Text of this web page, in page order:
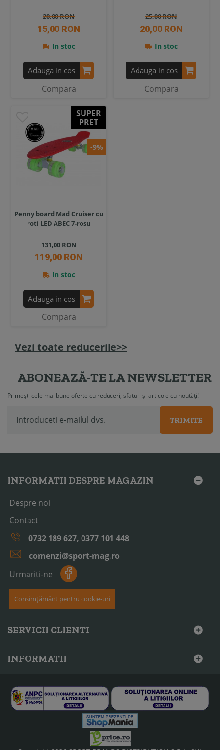
20,00 RON
15,00 RON
In stoc
Adauga in cos
Compara
25,00 RON
20,00 RON
In stoc
Adauga in cos
Compara
SUPER
PRET
-9%
Penny board Mad Cruiser cu
roti LED ABEC 7-rosu
131,00 RON
119,00 RON
In stoc
Adauga in cos
Compara
Vezi toate reducerile>>
ABONEAZĂ-TE LA NEWSLETTER
Primești cele mai bune oferte cu reduceri, sfaturi și articole cu noutăți!
TRIMITE
INFORMATII DESPRE MAGAZIN
Despre noi
Contact
0732 189 627, 0377 101 448
comenzi@sport-mag.ro
Urmariti-ne
Consimțământ pentru cookie-uri
SERVICII CLIENTI
INFORMATII